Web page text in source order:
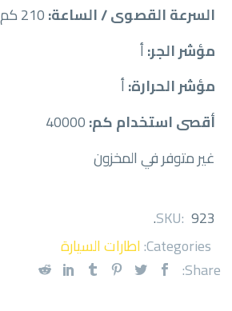
السرعة القصوى / الساعة:
مؤشر الجر:أ
مؤشر الحرارة:أ
أقصى استخدام كم:
غير متوفر في المخزون
SKU: 923
.
Categories: اطارات السيارة
Share: